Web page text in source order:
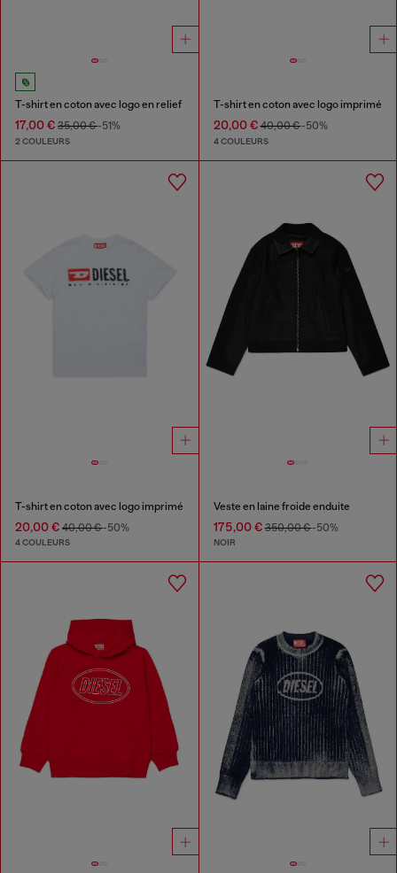
T-shirt en coton avec logo en relief
17,00 € 35,00 €-51%
2 COULEURS
T-shirt en coton avec logo imprimé
20,00 €40,00 €-50%
4 COULEURS
T-shirt en coton avec logo imprimé
20,00 € 40,00 €-50%
4 COULEURS
Veste en laine froide enduite
175,00 €350,00 €-50%
NOIR